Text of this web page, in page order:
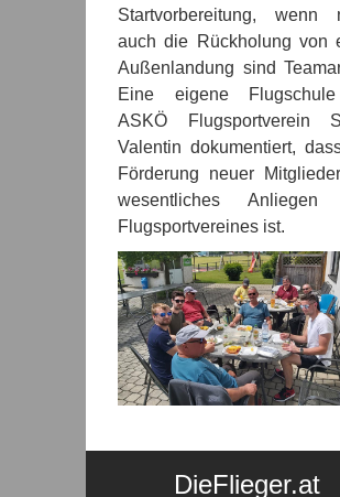
Startvorbereitung, wenn
auch die Rückholung von
Außenlandung sind
Eine eigene
ASKÖ Flugsportverein
Valentin dokumentiert,
Förderung neuer
wesentliches Anliegen
Flugsportvereines ist.
DieFlieger.at